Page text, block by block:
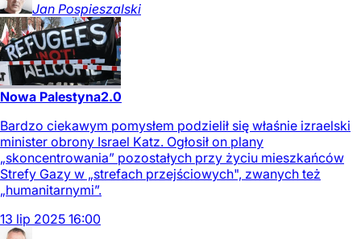
Jan Pospieszalski
Nowa Palestyna2.0
Bardzo ciekawym pomysłem podzielił się właśnie izraelski
minister obrony Israel Katz. Ogłosił on plany
„skoncentrowania” pozostałych przy życiu mieszkańców
Strefy Gazy w „strefach przejściowych", zwanych też
„humanitarnymi”.
13 lip 2025 16:00